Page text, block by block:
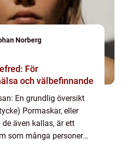
Norberg
För
och välbefinnande
En grundlig översikt
Pormaskar, eller
de även kallas, är ett
som många personer